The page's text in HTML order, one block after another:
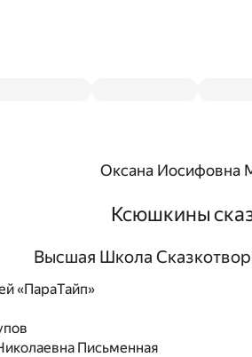
Оксана Иосифовна
Ксюшкины
Высшая Школа
«ПараТайп»
Письменная